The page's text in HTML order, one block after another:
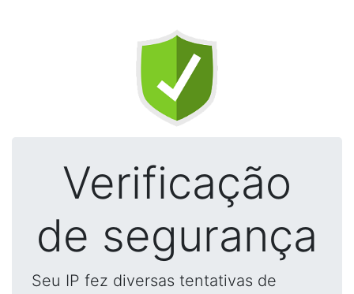
Verificação
de segurança
Seu IP fez diversas tentativas de